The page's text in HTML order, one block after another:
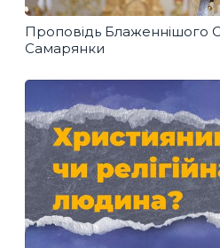
Проповідь Блаженнішого
Самарянки